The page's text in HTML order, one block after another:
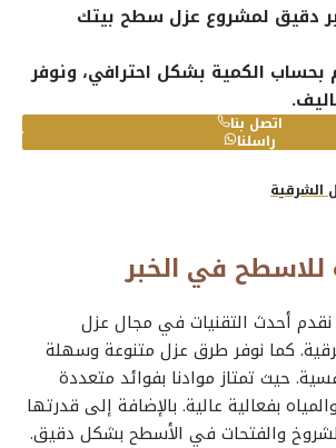
دقيق لمشروع عزل سطح بيتك
بحساب الكمية بشكل احترافي، ونوفر
اتصل بنا
راسلنا
الشرقية
للاسطح في الخبر
أحدث التقنيات في مجال عزل
كما نوفر طرق عزل متنوعة وسهلة
حيث تمتاز موادنا بفوائد متعددة
بفعالية عالية. بالإضافة إلى قدرتها
والفتحات في الأسطح بشكل دقيق.